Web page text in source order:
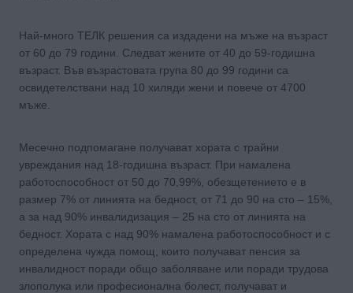
Най-много ТЕЛК решения са издадени на мъже на възраст
от 60 до 79 години. Следват жените от 40 до 59-годишна
възраст. Във възрастовата група 80 до 99 години са
освидетелствани над 10 хиляди жени и повече от 4700
мъже.
Месечно подпомагане получават хората с трайни
увреждания над 18-годишна възраст. При намалена
работоспособност от 50 до 70,99%, обезщетението е в
размер 7% от линията на бедност, от 71 до 90 на сто – 15%,
а за над 90% инвалидизация – 25 на сто от линията на
бедност. Хората с над 90% намалена работоспособност и с
определена чужда помощ, които получават пенсия за
инвалидност поради общо заболяване или поради трудова
злополука или професионална болест, получават и